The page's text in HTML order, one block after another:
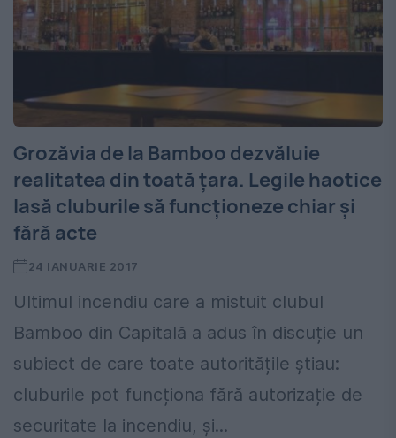
Grozăvia de la Bamboo dezvăluie
realitatea din toată țara. Legile haotice
lasă cluburile să funcționeze chiar și
fără acte
24 IANUARIE 2017
Ultimul incendiu care a mistuit clubul
Bamboo din Capitală a adus în discuție un
subiect de care toate autoritățile știau:
cluburile pot funcționa fără autorizație de
securitate la incendiu, și...